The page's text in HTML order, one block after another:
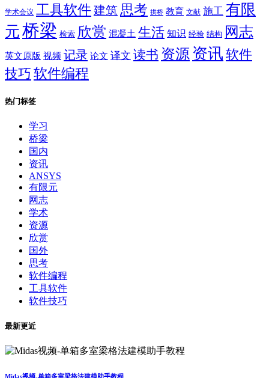
学术会议 工具软件建筑 思考 拱桥 教育 文献 施工 有限
元桥梁 检索 欣赏 混凝土 生活 知识 经验 结构 网志
英文原版 视频 记录 论文 译文 读书 资源 资讯 软件
技巧 软件编程
热门标签
学习
桥梁
国内
资讯
ANSYS
有限元
网志
学术
资源
欣赏
国外
思考
软件编程
工具软件
软件技巧
最新更近
Midas视频-单箱多室梁格法建模助手教程